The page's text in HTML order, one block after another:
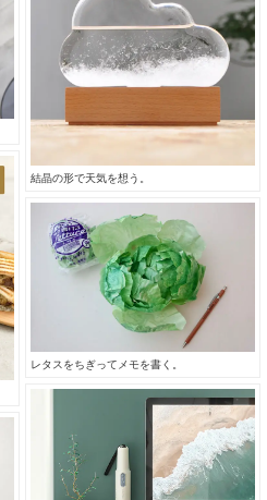
結晶の形で天気を想う。
レタスをちぎってメモを書く。